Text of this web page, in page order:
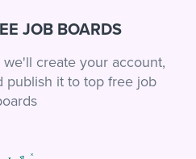
JOB BOARDS
we'll create your account,
publish it to top free job